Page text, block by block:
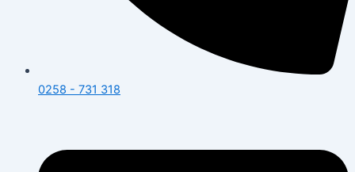
0258 - 731 318